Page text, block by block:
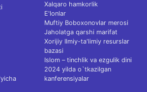
Xalqaro hamkorlik
E'lonlar
Muftiy Boboxonovlar merosi
Jaholatga qarshi marifat
Xorijiy Ilmiy-ta'limiy resurslar
bazasi
Islom – tinchlik va ezgulik dini
2024 yilda o`tkazilgan
kanferensiyalar